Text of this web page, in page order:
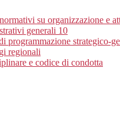
su organizzazione e
generali 10
programmazione strategico-
regionali
e codice di condotta